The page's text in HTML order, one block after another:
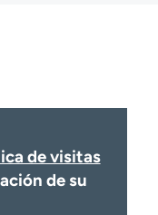
clínicos
financiera
de visitas
de su